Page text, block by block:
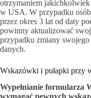
otrzymaniem
w USA. W przypadku
przez okres 3 lat od daty
powinny aktualizować
przypadku zmiany
danych.
Wskazówki i pułapki przy
Wypełnianie formularza